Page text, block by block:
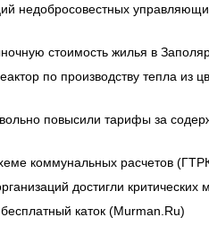
недобросовестных
стоимость жилья в
по производству тепла из
повысили тарифы за
коммунальных расчетов
достигли критических
каток (Murman.Ru)